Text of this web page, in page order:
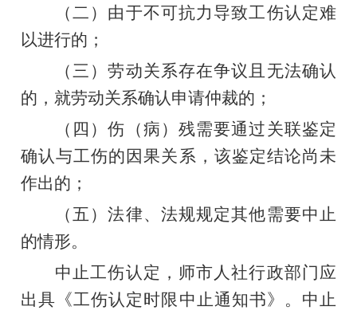
（二）由于不可抗力导致工伤认定难
以进行的；
（三）劳动关系存在争议且无法确认
的， 就劳动关系确认申请仲裁的 ；
（ 四 ）伤（病）残需要通过关联鉴定
确认与工伤的因果关系，该鉴定结论尚未
作出的；
（ 五 ）法律、法规规定其他需要中止
的情形。
中止工伤认定，师市人社行政部门应
出具《工伤认定时限中止通知书》。中止